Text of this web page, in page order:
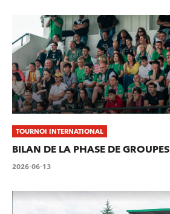
TOURNOI INTERNATIONAL
BILAN DE LA PHASE DE GROUPES
2026-06-13